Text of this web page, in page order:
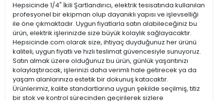
Hepsicinde 1/4" İkili Şartlandırıcı, elektrik tesisatında kullanılan
profesyonel bir ekipman olup dayanıklı yapısı ve işlevselliği
ile öne çıkmaktadır. Uygun fiyatlarla satın alabileceğiniz bu
ürün, elektrik işlerinizde size büyük kolaylık sağlayacaktır.
Hepsicinde.com olarak size, ihtiyaç duyduğunuz her ürünü
kaliteli, uygun fiyatlı ve hızlı teslimat güvencesiyle sunuyoruz.
Satın almak üzere olduğunuz bu ürün, günlük yaşantınızı
kolaylaştıracak, işlerinizi daha verimli hale getirecek ya da
yaşam alanlarınıza estetik bir dokunuş katacaktır.
Ürünlerimiz, kalite standartlarına uygun şekilde seçilmiş, titiz
bir stok ve kontrol sürecinden geçirilerek sizlere